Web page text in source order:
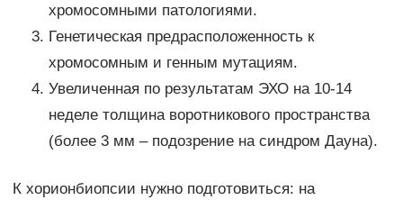
хромосомными патологиями.
Генетическая предрасположенность к
хромосомным и генным мутациям.
Увеличенная по результатам ЭХО на 10-14
неделе толщина воротникового пространства
(более 3 мм – подозрение на синдром Дауна).
К хорионбиопсии нужно подготовиться: на